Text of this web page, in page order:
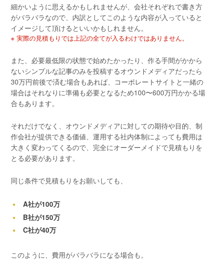
細かいように思えるかもしれませんが、会社それぞれで書き方
がバラバラなので、内訳としてこのような内容が入っていると
イメージして頂けるといいかもしれません。
※ 実際の見積もりでは上記の全てが入るわけではありません。
また、必要最低限の状態で始めたかったり、作る手間がかから
ないシンプルな記事のみを投稿するオウンドメディアだったら
30万円前後で済む場合もあれば、コーポレートサイトと一緒の
場合はそれなりに準備も必要となるため100〜600万円かかる場
合もあります。
それだけでなく、オウンドメディアに対しての期待や目的、制
作会社が提供できる価値、運用する社内体制によっても費用は
大きく変わってくるので、完全にオーダーメイドで見積もりを
とる必要があります。
同じ条件で見積もりをお願いしても、
A社が100万
B社が150万
C社が40万
このように、費用がバラバラになる場合も。